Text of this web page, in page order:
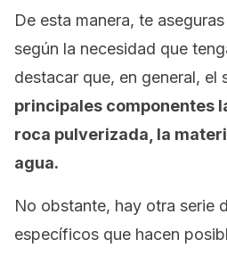
De esta manera, te
según la necesidad que
destacar que, en general, el
principales componentes
roca pulverizada, la
agua.
No obstante, hay otra serie
específicos que hacen